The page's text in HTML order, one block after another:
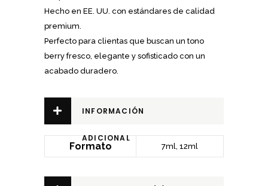
Hecho en EE. UU. con estándares de calidad
premium.
Perfecto para clientas que buscan un tono
berry fresco, elegante y sofisticado con un
acabado duradero.
INFORMACIÓN
ADICIONAL
Formato 7ml, 12ml